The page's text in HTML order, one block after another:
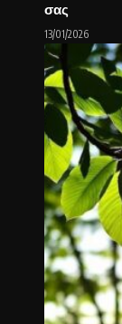
σας
13/01/2026